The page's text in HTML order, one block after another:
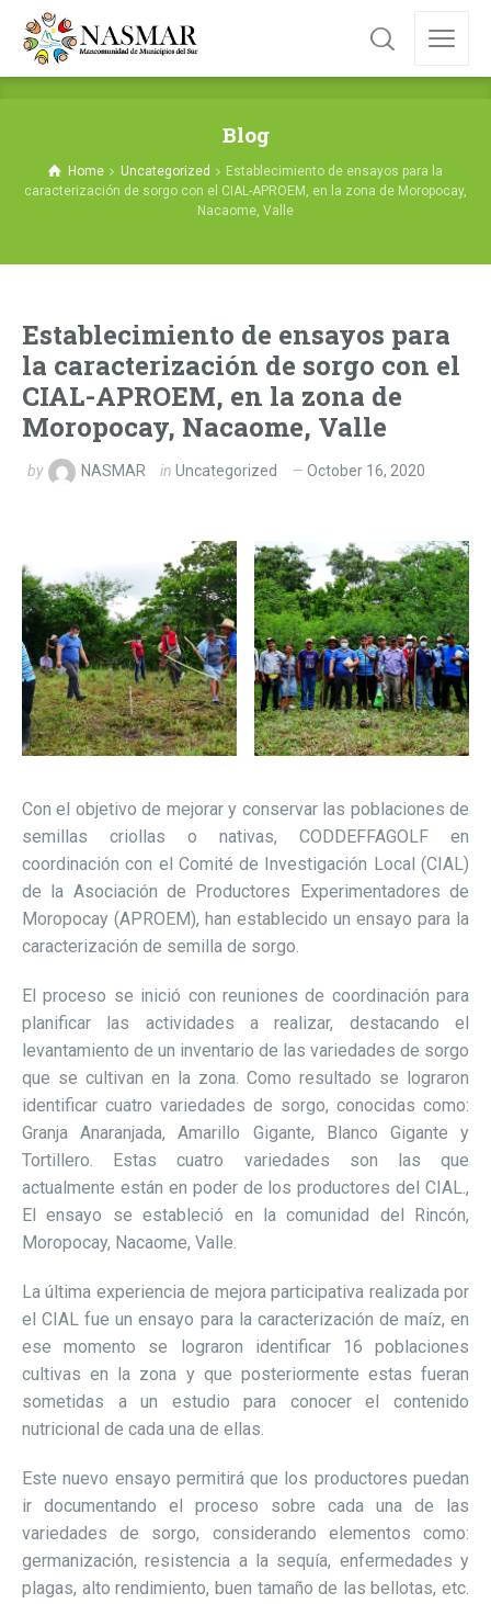
Blog
Home Uncategorized
Establecimiento de ensayos para la
caracterización de sorgo con el CIAL-APROEM, en la zona de Moropocay,
Nacaome, Valle
Establecimiento de ensayos para
la caracterización de sorgo con el
CIAL-APROEM, en la zona de
Moropocay, Nacaome, Valle
by NASMAR in Uncategorized October 16, 2020
Con el objetivo de mejorar y conservar las poblaciones de
semillas criollas o nativas, CODDEFFAGOLF en
coordinación con el Comité de Investigación Local (CIAL)
de la Asociación de Productores Experimentadores de
Moropocay (APROEM), han establecido un ensayo para la
caracterización de semilla de sorgo.
El proceso se inició con reuniones de coordinación para
planificar las actividades a realizar, destacando el
levantamiento de un inventario de las variedades de sorgo
que se cultivan en la zona. Como resultado se lograron
identificar cuatro variedades de sorgo, conocidas como:
Granja Anaranjada, Amarillo Gigante, Blanco Gigante y
Tortillero. Estas cuatro variedades son las que
actualmente están en poder de los productores del CIAL.,
El ensayo se estableció en la comunidad del Rincón,
Moropocay, Nacaome, Valle.
La última experiencia de mejora participativa realizada por
el CIAL fue un ensayo para la caracterización de maíz, en
ese momento se lograron identificar 16 poblaciones
cultivas en la zona y que posteriormente estas fueran
sometidas a un estudio para conocer el contenido
nutricional de cada una de ellas.
Este nuevo ensayo permitirá que los productores puedan
ir documentando el proceso sobre cada una de las
variedades de sorgo, considerando elementos como:
germanización, resistencia a la sequía, enfermedades y
plagas, alto rendimiento, buen tamaño de las bellotas, etc.